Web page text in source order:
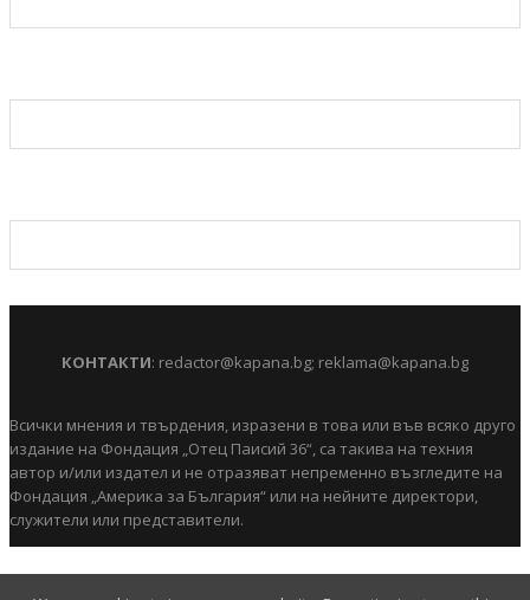
КОНТАКТИ: redactor@kapana.bg; reklama@kapana.bg
Всички мнения и твърдения, изразени в това или във всяко друго
издание на Фондация „Отец Паисий 36“, са такива на техния
автор и/или издател и не отразяват непременно възгледите на
Фондация „Америка за България“ или на нейните директори,
служители или представители.